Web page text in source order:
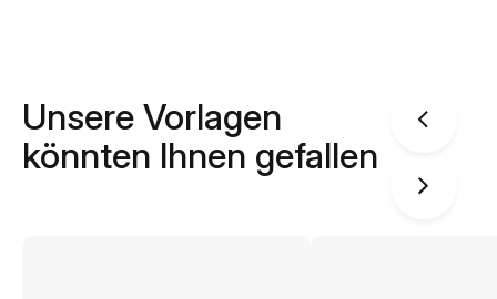
Unsere Vorlagen
könnten Ihnen gefallen